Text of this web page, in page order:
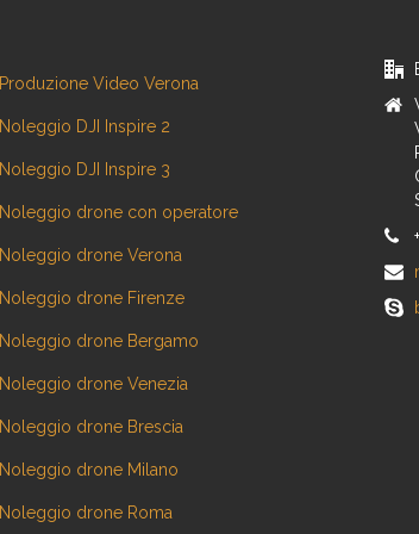
Produzione Video Verona
Noleggio DJI Inspire 2
Noleggio DJI Inspire 3
Noleggio drone con operatore
Noleggio drone Verona
Noleggio drone Firenze
Noleggio drone Bergamo
Noleggio drone Venezia
Noleggio drone Brescia
Noleggio drone Milano
Noleggio drone Roma